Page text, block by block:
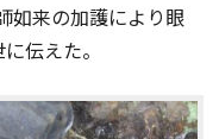
如来の加護により眼
伝えた。